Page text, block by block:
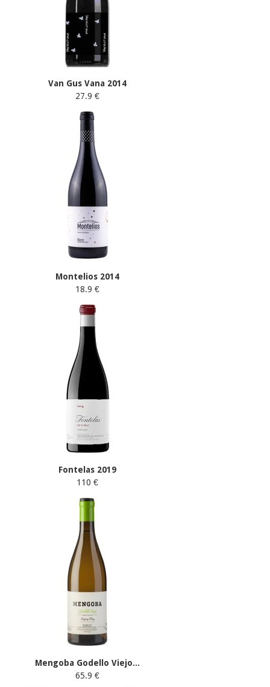
Van Gus Vana 2014
27.9 €
Montelios 2014
18.9 €
Fontelas 2019
110 €
Mengoba Godello Viejo...
65.9 €